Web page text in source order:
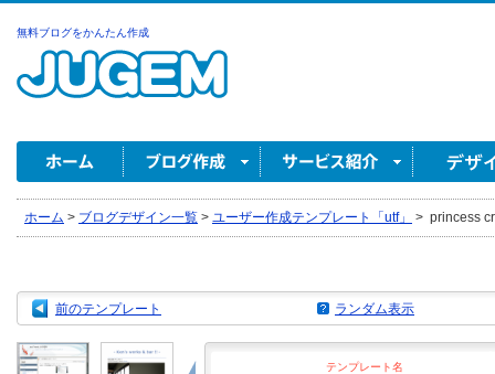
無料ブログをかんたん作成
ホーム > ブログデザイン一覧 > ユーザー作成テンプレート「utf」 > princess
前のテンプレート ランダム表示
テンプレート名